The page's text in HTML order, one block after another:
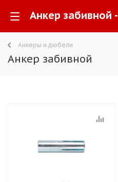
Анкер забивной -
Анкеры и дюбели
Анкер забивной